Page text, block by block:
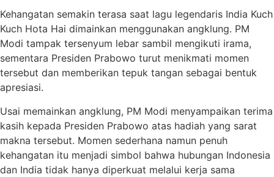
Kehangatan semakin terasa saat lagu legendaris India Kuch
Kuch Hota Hai dimainkan menggunakan angklung. PM
Modi tampak tersenyum lebar sambil mengikuti irama,
sementara Presiden Prabowo turut menikmati momen
tersebut dan memberikan tepuk tangan sebagai bentuk
apresiasi.
Usai memainkan angklung, PM Modi menyampaikan terima
kasih kepada Presiden Prabowo atas hadiah yang sarat
makna tersebut. Momen sederhana namun penuh
kehangatan itu menjadi simbol bahwa hubungan Indonesia
dan India tidak hanya diperkuat melalui kerja sama